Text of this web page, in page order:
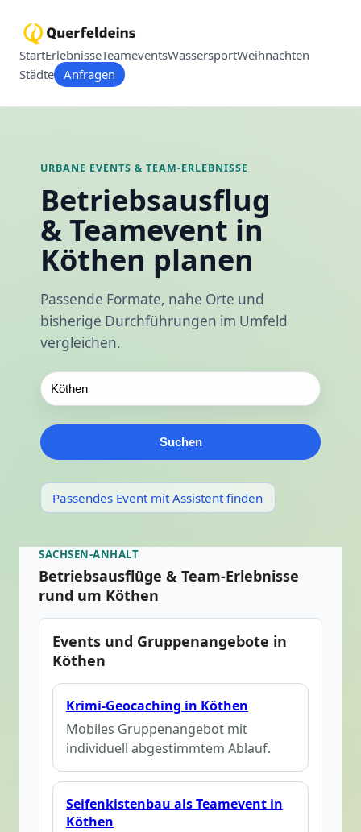
StartErlebnisseTeameventsWassersportWeihnachten
Städte Anfragen
URBANE EVENTS & TEAM-ERLEBNISSE
Betriebsausflug
& Teamevent in
Köthen planen
Passende Formate, nahe Orte und
bisherige Durchführungen im Umfeld
vergleichen.
Suchen
Passendes Event mit Assistent finden
SACHSEN-ANHALT
Betriebsausflüge & Team-Erlebnisse
rund um Köthen
Events und Gruppenangebote in
Köthen
Krimi-Geocaching in Köthen
Mobiles Gruppenangebot mit
individuell abgestimmtem Ablauf.
Seifenkistenbau als Teamevent in
Köthen